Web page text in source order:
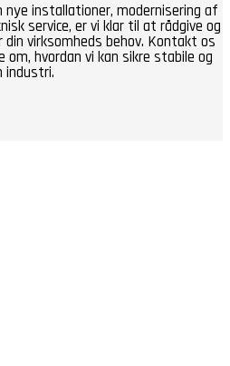
installationer, modernisering af
service, er vi klar til at rådgive og
din virksomheds behov. Kontakt os
hvordan vi kan sikre stabile og
industri.